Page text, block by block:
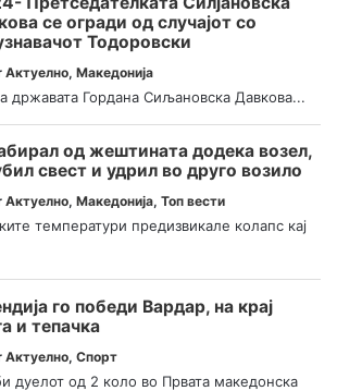
се огради од случајот со
Тодоровски
Актуелно, Македонија
државата Гордана Сиљановска Давкова...
од жештината додека возел,
свест и удрил во друго возило
Актуелно, Македонија, Топ вести
температури предизвикале колапс кај
го победи Вардар, на крај
и тепачка
Актуелно, Спорт
дуелот од 2 коло во Првата македонска